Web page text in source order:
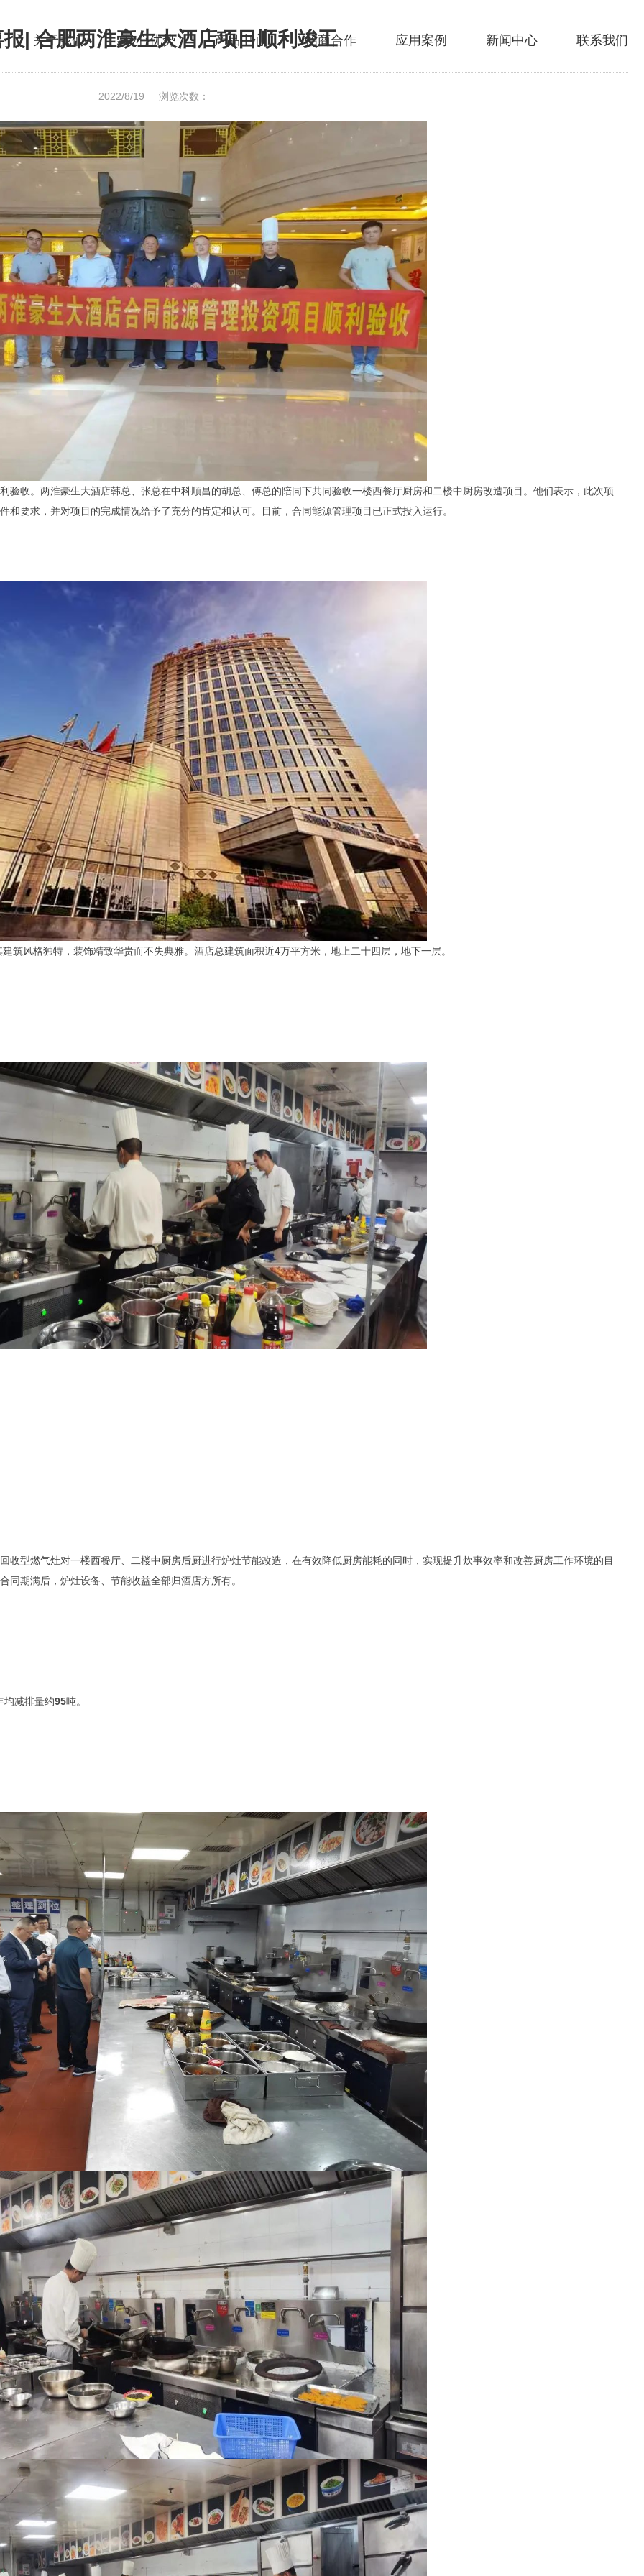
关于我们 核心优势 产品中心 招商合作 应用案例 新闻中心 联系我们
报| 合肥两淮豪生大酒店项目顺利竣工
2022/8/19 浏览次数：
验收。两淮豪生大酒店韩总、张总在中科顺昌的胡总、傅总的陪同下共同验收一楼西餐厅厨房和二楼中厨房改造项目。他们表示，此次项
要求，并对项目的完成情况给予了充分的肯定和认可。目前，合同能源管理项目已正式投入运行。
筑风格独特，装饰精致华贵而不失典雅。酒店总建筑面积近4万平方米，地上二十四层，地下一层。
收型燃气灶对一楼西餐厅、二楼中厨房后厨进行炉灶节能改造，在有效降低厨房能耗的同时，实现提升炊事效率和改善厨房工作环境的目
期满后，炉灶设备、节能收益全部归酒店方所有。
均减排量约95吨。